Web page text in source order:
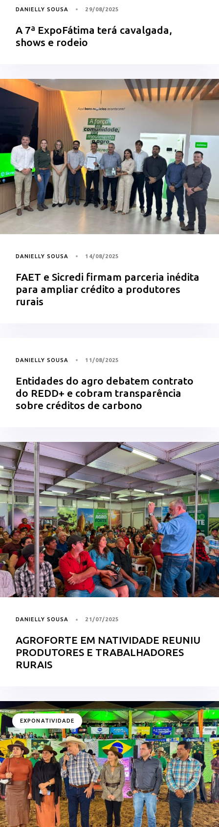
DANIELLY SOUSA 29/08/2025
A 7ª ExpoFátima terá cavalgada,
shows e rodeio
DANIELLY SOUSA 14/08/2025
FAET e Sicredi firmam parceria inédita
para ampliar crédito a produtores
rurais
DANIELLY SOUSA 11/08/2025
Entidades do agro debatem contrato
do REDD+ e cobram transparência
sobre créditos de carbono
DANIELLY SOUSA 21/07/2025
AGROFORTE EM NATIVIDADE REUNIU
PRODUTORES E TRABALHADORES
RURAIS
EXPONATIVIDADE